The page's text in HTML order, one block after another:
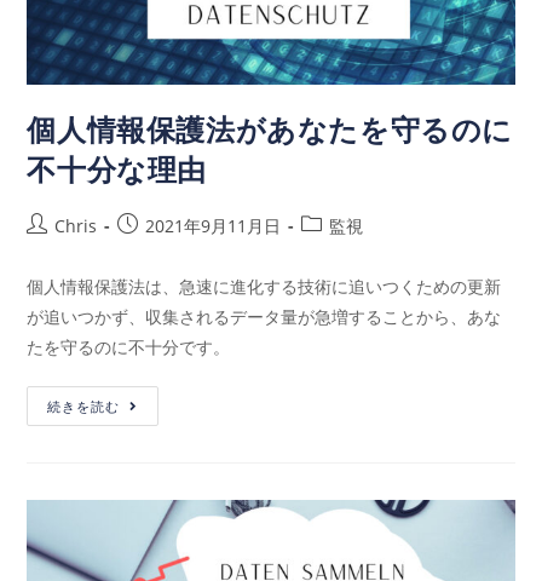
個人情報保護法があなたを守るのに
不十分な理由
Chris 2021年9月11月日 監視
個人情報保護法は、急速に進化する技術に追いつくための更新
が追いつかず、収集されるデータ量が急増することから、あな
たを守るのに不十分です。
続きを読む